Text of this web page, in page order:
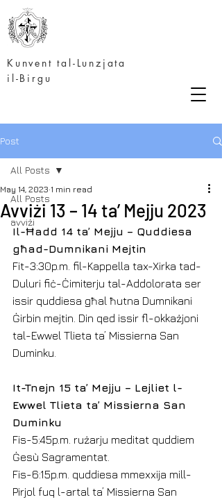
Kunvent tal-Lunzjata
il-Birgu
Post
All Posts
avviżi
All Posts
Avviżi 13 – 14 ta’ Mejju 2023
May 14, 2023 1 min read
Il-Ħadd 14 ta’ Mejju – Quddiesa
għad-Dumnikani Mejtin
Fit-3:30p.m. fil-Kappella tax-Xirka tad-
Duluri fiċ-Ċimiterju tal-Addolorata ser
issir quddiesa għal ħutna Dumnikani
Ġirbin mejtin. Din qed issir fl-okkażjoni
tal-Ewwel Tlieta ta’ Missierna San
Duminku.
It-Tnejn 15 ta’ Mejju – Lejliet l-
Ewwel Tlieta ta’ Missierna San
Duminku
Fis-5:45p.m. rużarju meditat quddiem
Ġesù Sagramentat.
Fis-6:15p.m. quddiesa mmexxija mill-
Pirjol fuq l-artal ta’ Missierna San